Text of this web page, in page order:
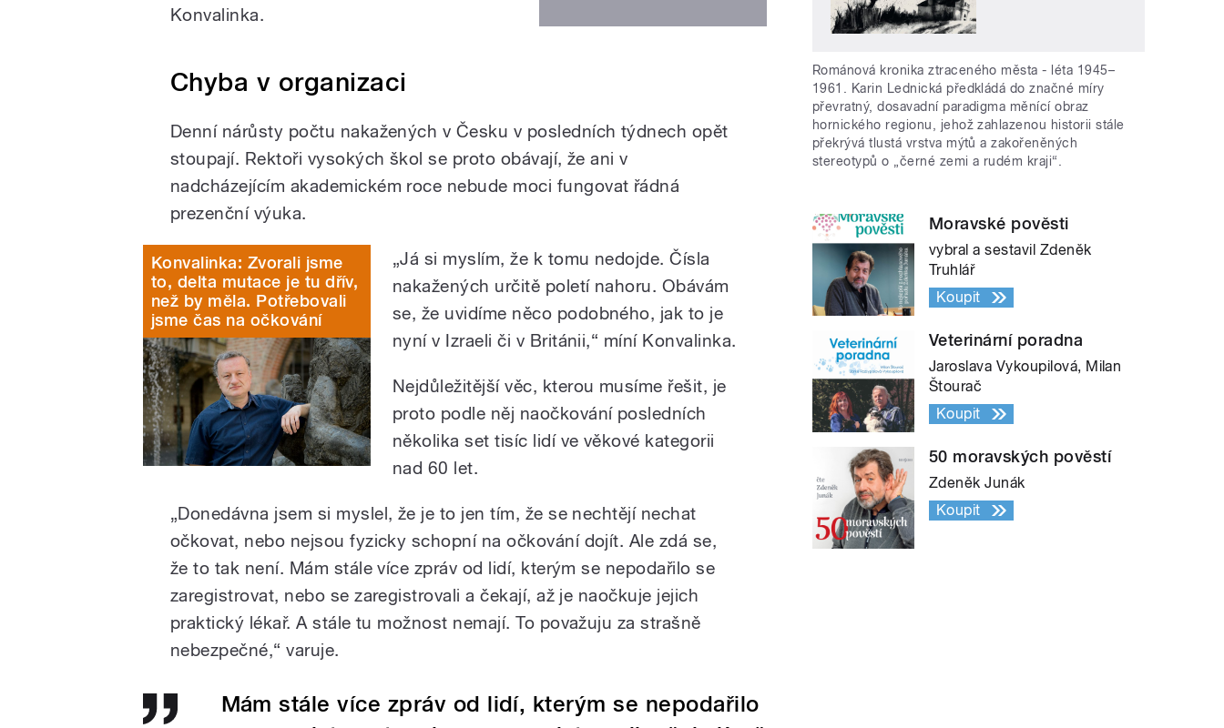
Konvalinka.
Chyba v organizaci
Denní nárůsty počtu nakažených v Česku v posledních týdnech opět
stoupají. Rektoři vysokých škol se proto obávají, že ani v
nadcházejícím akademickém roce nebude moci fungovat řádná
prezenční výuka.
Konvalinka: Zvorali jsme
to, delta mutace je tu dřív,
než by měla. Potřebovali
jsme čas na očkování
„Já si myslím, že k tomu nedojde. Čísla
nakažených určitě poletí nahoru. Obávám
se, že uvidíme něco podobného, jak to je
nyní v Izraeli či v Británii,“ míní Konvalinka.
Nejdůležitější věc, kterou musíme řešit, je
proto podle něj naočkování posledních
několika set tisíc lidí ve věkové kategorii
nad 60 let.
„Donedávna jsem si myslel, že je to jen tím, že se nechtějí nechat
očkovat, nebo nejsou fyzicky schopní na očkování dojít. Ale zdá se,
že to tak není. Mám stále více zpráv od lidí, kterým se nepodařilo se
zaregistrovat, nebo se zaregistrovali a čekají, až je naočkuje jejich
praktický lékař. A stále tu možnost nemají. To považuju za strašně
nebezpečné,“ varuje.
Mám stále více zpráv od lidí, kterým se nepodařilo
Románová kronika ztraceného města - léta 1945–
1961. Karin Lednická předkládá do značné míry
převratný, dosavadní paradigma měnící obraz
hornického regionu, jehož zahlazenou historii stále
překrývá tlustá vrstva mýtů a zakořeněných
stereotypů o „černé zemi a rudém kraji“.
Moravské pověsti
vybral a sestavil Zdeněk
Truhlář
Koupit
Veterinární poradna
Jaroslava Vykoupilová, Milan
Štourač
Koupit
50 moravských pověstí
Zdeněk Junák
Koupit